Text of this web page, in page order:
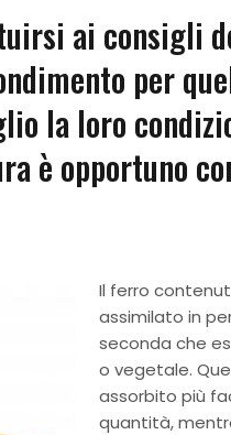
ai consigli
per
la loro
è opportuno
Il ferro
assimilato in
seconda che
o vegetale.
assorbito più
quantità,